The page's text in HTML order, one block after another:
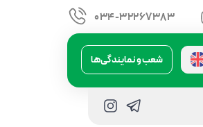
034-32267383
شعب و نمایندگی‌ها